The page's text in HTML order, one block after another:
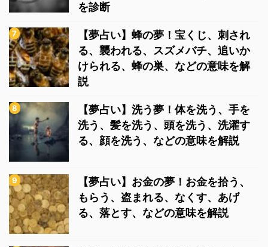
を診断
【夢占い】蜂の夢！宝くじ、刺され
る、襲われる、スズメバチ、追いか
けられる、蜂の巣、などの意味を解
説
【夢占い】洗う夢！体を洗う、手を
洗う、髪を洗う、頭を洗う、洗濯す
る、顔を洗う、などの意味を解説
【夢占い】お金の夢！お金を拾う、
もらう、盗まれる、なくす、あげ
る、落とす、などの意味を解説